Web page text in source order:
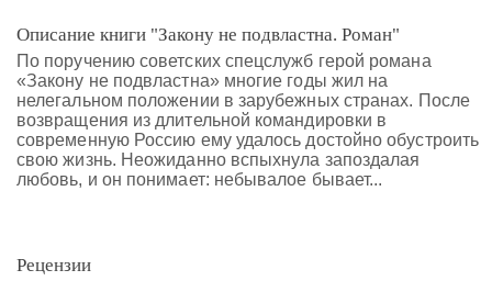
Описание книги "Закону не подвластна. Роман"
По поручению советских спецслужб герой романа
«Закону не подвластна» многие годы жил на
нелегальном положении в зарубежных странах. После
возвращения из длительной командировки в
современную Россию ему удалось достойно обустроить
свою жизнь. Неожиданно вспыхнула запоздалая
любовь, и он понимает: небывалое бывает...
Рецензии